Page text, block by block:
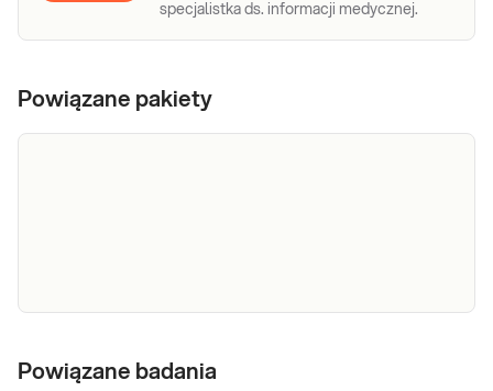
specjalistka ds. informacji medycznej.
Powiązane pakiety
kobiet w ciąży→ Do oceny ogólnego stanu zdrowia
Powiązane badania